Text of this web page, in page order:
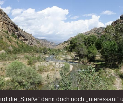
die „Straße“ dann doch noch